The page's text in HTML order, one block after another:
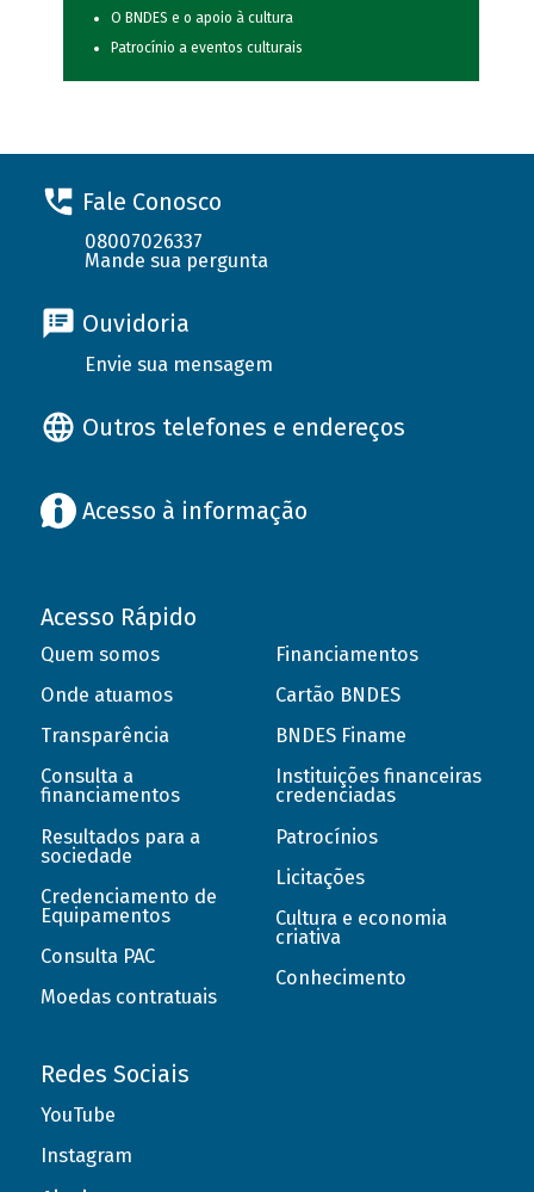
O BNDES e o apoio à cultura
Patrocínio a eventos culturais
Fale Conosco
08007026337
Mande sua pergunta
Ouvidoria
Envie sua mensagem
Outros telefones e endereços
Acesso à informação
Acesso Rápido
Quem somos
Onde atuamos
Transparência
Consulta a
financiamentos
Resultados para a
sociedade
Credenciamento de
Equipamentos
Consulta PAC
Moedas contratuais
Financiamentos
Cartão BNDES
BNDES Finame
Instituições financeiras
credenciadas
Patrocínios
Licitações
Cultura e economia
criativa
Conhecimento
Redes Sociais
YouTube
Instagram